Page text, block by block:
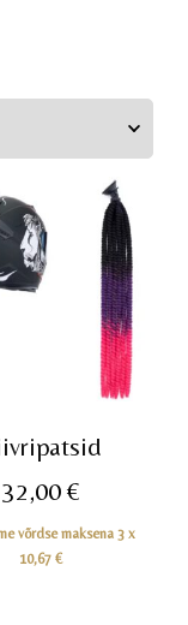
32,00 €
võrdse maksena 3 x
10,67€